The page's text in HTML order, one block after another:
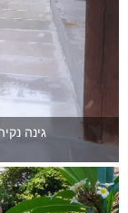
גינה